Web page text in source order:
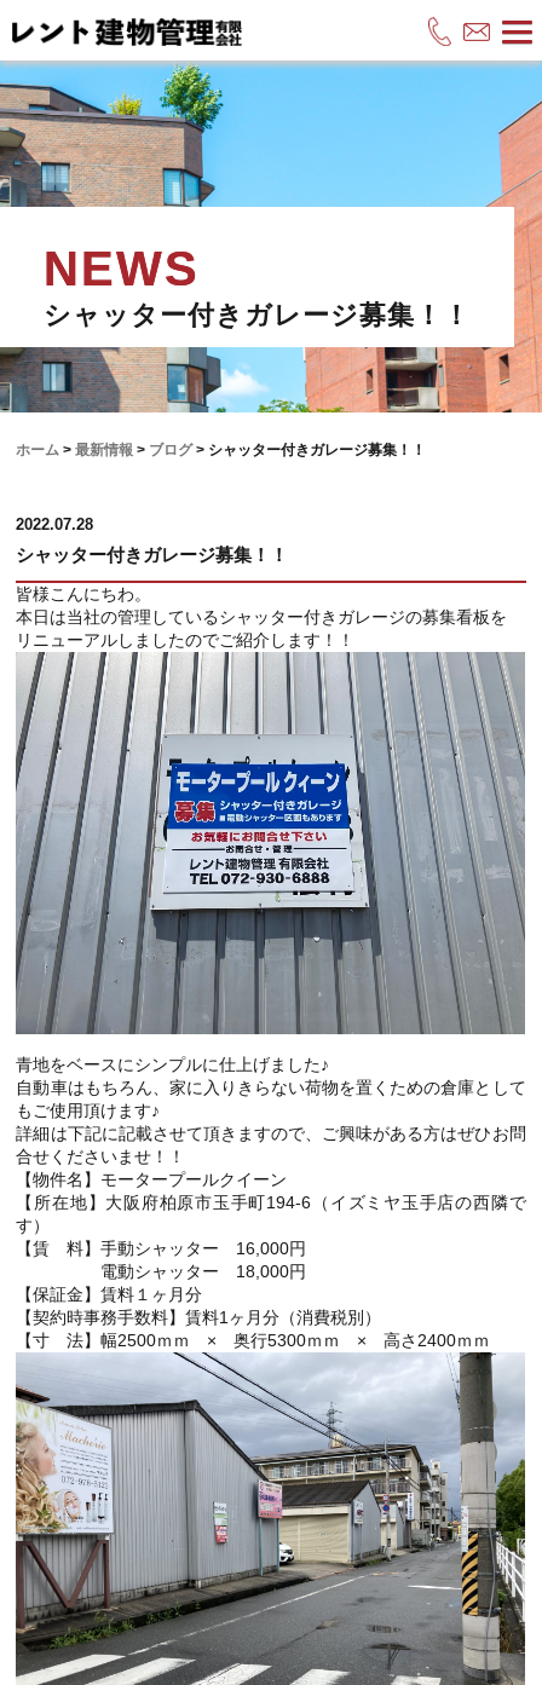
シャッター付きガレージ募集！！
ホーム >最新情報 > ブログ> シャッター付きガレージ募集！！
2022.07.28
シャッター付きガレージ募集！！
皆様こんにちわ。
本日は当社の管理しているシャッター付きガレージの募集看板を
リニューアルしましたのでご紹介します！！
青地をベースにシンプルに仕上げました♪
自動車はもちろん、家に入りきらない荷物を置くための倉庫として
もご使用頂けます♪
詳細は下記に記載させて頂きますので、ご興味がある方はぜひお問
合せくださいませ！！
【物件名】モータープールクイーン
【所在地】大阪府柏原市玉手町194-6（イズミヤ玉手店の西隣で
す）
【賃 料】手動シャッター 16,000円
電動シャッター 18,000円
【保証金】賃料１ヶ月分
【契約時事務手数料】賃料1ヶ月分（消費税別）
【寸 法】幅2500ｍｍ × 奥行5300ｍｍ × 高さ2400ｍｍ